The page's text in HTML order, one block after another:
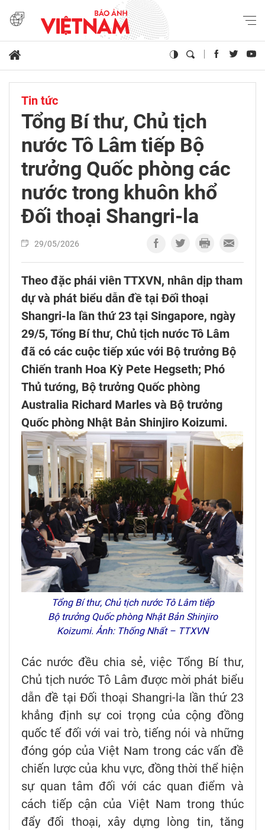
Tin tức
Tổng Bí thư, Chủ tịch
nước Tô Lâm tiếp Bộ
trưởng Quốc phòng các
nước trong khuôn khổ
Đối thoại Shangri-la
29/05/2026
Theo đặc phái viên TTXVN, nhân dịp tham
dự và phát biểu dẫn đề tại Đối thoại
Shangri-la lần thứ 23 tại Singapore, ngày
29/5, Tổng Bí thư, Chủ tịch nước Tô Lâm
đã có các cuộc tiếp xúc với Bộ trưởng Bộ
Chiến tranh Hoa Kỳ Pete Hegseth; Phó
Thủ tướng, Bộ trưởng Quốc phòng
Australia Richard Marles và Bộ trưởng
Quốc phòng Nhật Bản Shinjiro Koizumi.
Tổng Bí thư, Chủ tịch nước Tô Lâm tiếp
Bộ trưởng Quốc phòng Nhật Bản Shinjiro
Koizumi. Ảnh: Thống Nhất – TTXVN
Các nước đều chia sẻ, việc Tổng Bí thư,
Chủ tịch nước Tô Lâm được mời phát biểu
dẫn đề tại Đối thoại Shangri-la lần thứ 23
khẳng định sự coi trọng của cộng đồng
quốc tế đối với vai trò, tiếng nói và những
đóng góp của Việt Nam trong các vấn đề
chiến lược của khu vực, đồng thời thể hiện
sự quan tâm đối với các quan điểm và
cách tiếp cận của Việt Nam trong thúc
đẩy đối thoại, xây dựng lòng tin, tăng